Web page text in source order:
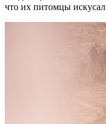
что их питомцы